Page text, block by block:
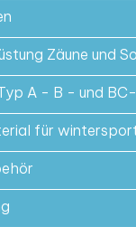
Zäune und
A - B - und
für